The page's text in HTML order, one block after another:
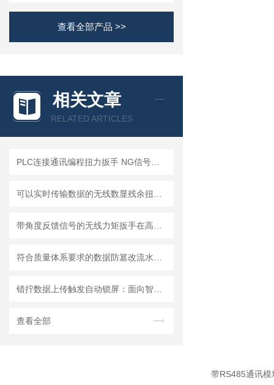
查看全部产品 >>
相关文章
RELATED ARTICLES
查看全部
带RS485通讯